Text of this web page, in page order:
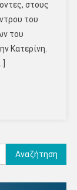
στους
του
του
Κατερίνη.
Αναζήτηση
για: